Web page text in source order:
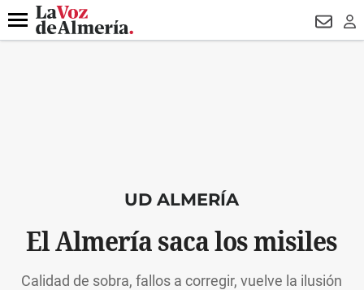
DESTACADO DRON UDA
Menú
UD ALMERÍA
El Almería saca los misiles
Calidad de sobra, fallos a corregir, vuelve la ilusión